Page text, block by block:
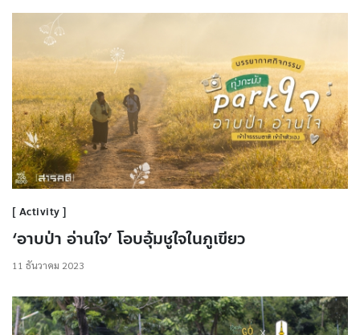
Activity
‘อาบป่า อ่านใจ’ โอบอุ้มชูใจในภูเขียว
11 ธันวาคม 2023